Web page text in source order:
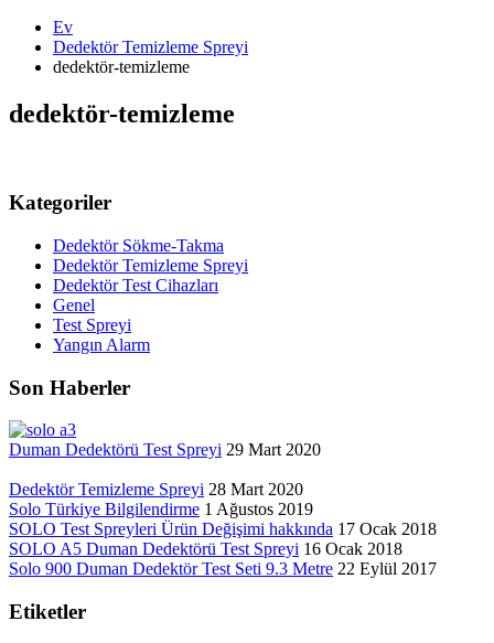
Ev
Dedektör Temizleme Spreyi
dedektör-temizleme
dedektör-temizleme
Kategoriler
Dedektör Sökme-Takma
Dedektör Temizleme Spreyi
Dedektör Test Cihazları
Genel
Test Spreyi
Yangın Alarm
Son Haberler
Duman Dedektörü Test Spreyi 29 Mart 2020
Dedektör Temizleme Spreyi 28 Mart 2020
Solo Türkiye Bilgilendirme 1 Ağustos 2019
SOLO Test Spreyleri Ürün Değişimi hakkında 17 Ocak 2018
SOLO A5 Duman Dedektörü Test Spreyi 16 Ocak 2018
Solo 900 Duman Dedektör Test Seti 9.3 Metre 22 Eylül 2017
Etiketler